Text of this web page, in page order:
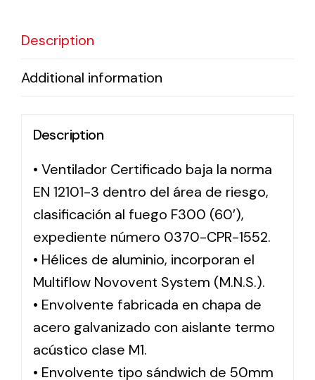
Description
Additional information
Description
• Ventilador Certificado baja la norma
EN 12101-3 dentro del área de riesgo,
clasificación al fuego F300 (60′),
expediente número 0370-CPR-1552.
• Hélices de aluminio, incorporan el
Multiflow Novovent System (M.N.S.).
• Envolvente fabricada en chapa de
acero galvanizado con aislante termo
acústico clase M1.
• Envolvente tipo sándwich de 50mm